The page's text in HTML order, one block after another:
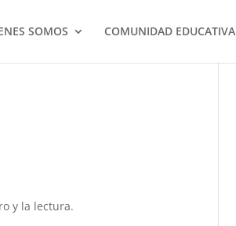
SOMOS COMUNIDAD EDUCATIVA
y la lectura.